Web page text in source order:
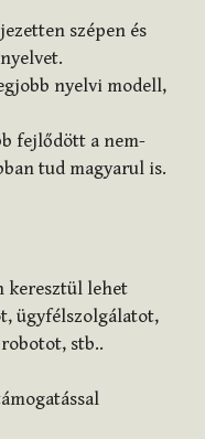
szépen és
nyelvi modell,
fejlődött a nem-
tud magyarul is.
keresztül lehet
ügyfélszolgálatot,
stb..